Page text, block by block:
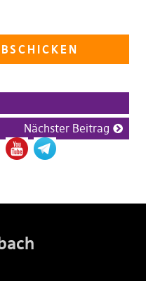
Nächster Beitrag